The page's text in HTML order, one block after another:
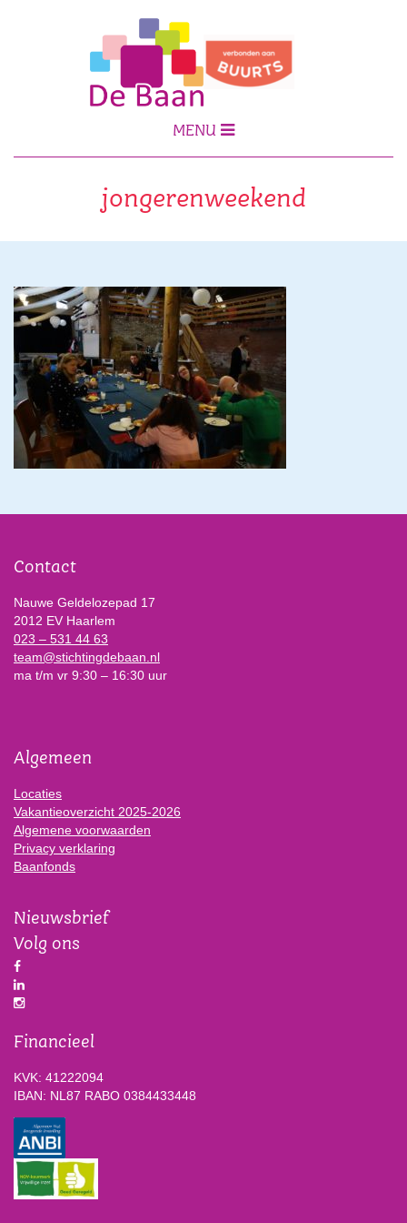
MENU
jongerenweekend
Contact
Nauwe Geldelozepad 17
2012 EV Haarlem
023 – 531 44 63
team@stichtingdebaan.nl
ma t/m vr 9:30 – 16:30 uur
Algemeen
Locaties
Vakantieoverzicht 2025-2026
Algemene voorwaarden
Privacy verklaring
Baanfonds
Nieuwsbrief
Volg ons
Financieel
KVK: 41222094
IBAN: NL87 RABO 0384433448